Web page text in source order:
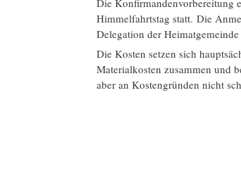
Die Konfirmandenvorbereitung
Himmelfahrtstag statt. Die
Delegation der
Die Kosten setzen sich
Materialkosten zusammen und
aber an Kostengründen nicht